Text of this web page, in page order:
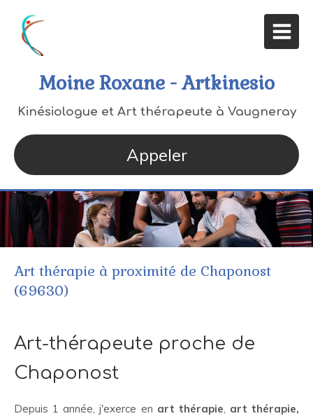
Moine Roxane - Artkinesio
Kinésiologue et Art thérapeute à Vaugneray
Appeler
Art thérapie à proximité de Chaponost
(69630)
Art-thérapeute proche de
Chaponost
Depuis 1 année, j'exerce en art thérapie, art thérapie,